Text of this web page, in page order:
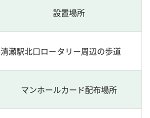
設置場所
清瀬駅北口ロータリー周辺の歩道
マンホールカード配布場所